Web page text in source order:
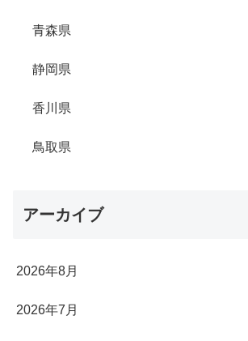
青森県
静岡県
香川県
鳥取県
アーカイブ
2026年8月
2026年7月